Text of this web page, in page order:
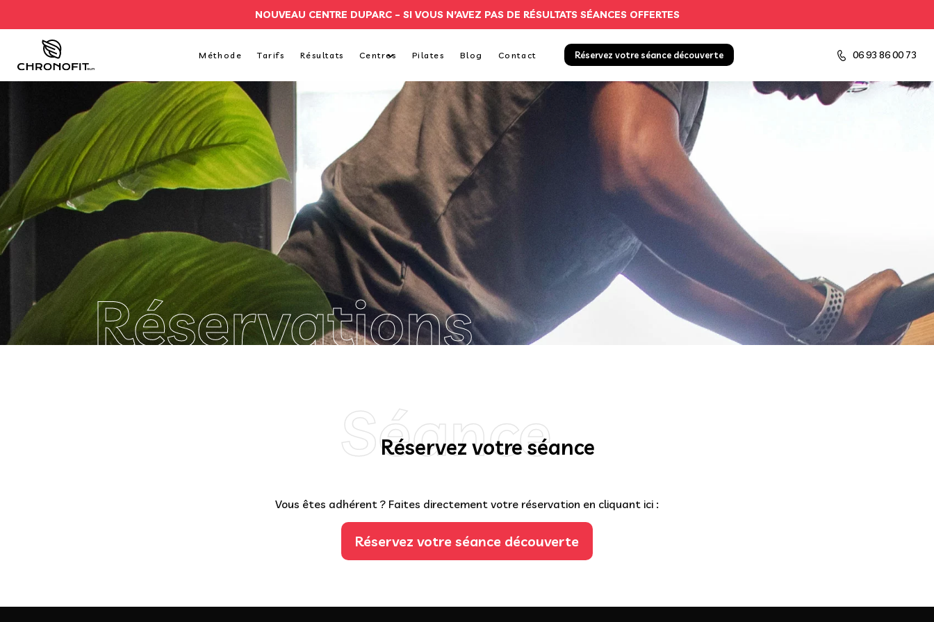
NOUVEAU CENTRE DUPARC – SI VOUS N’AVEZ PAS DE RÉSULTATS SÉANCES OFFERTES
Méthode Tarifs Résultats Centres Pilates Blog Contact Réservez votre séance découverte 06 93 86 00 73
Réservations
Séance
Réservez votre séance
Vous êtes adhérent ? Faites directement votre réservation en cliquant ici :
Réservez votre séance découverte